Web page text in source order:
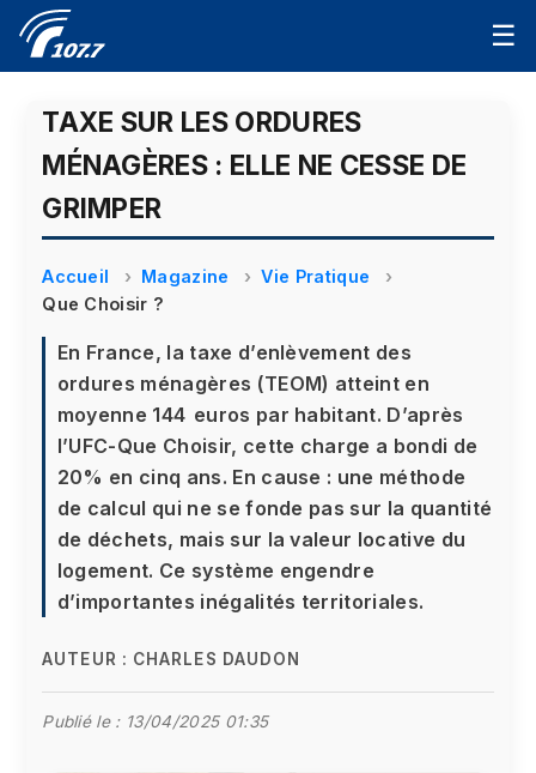
☰
TAXE SUR LES ORDURES
MÉNAGÈRES : ELLE NE CESSE DE
GRIMPER
Accueil Magazine
Vie Pratique
Que Choisir ?
En France, la taxe d’enlèvement des
ordures ménagères (TEOM) atteint en
moyenne 144 euros par habitant. D’après
l’UFC-Que Choisir, cette charge a bondi de
20% en cinq ans. En cause : une méthode
de calcul qui ne se fonde pas sur la quantité
de déchets, mais sur la valeur locative du
logement. Ce système engendre
d’importantes inégalités territoriales.
AUTEUR : CHARLES DAUDON
Publié le : 13/04/2025 01:35